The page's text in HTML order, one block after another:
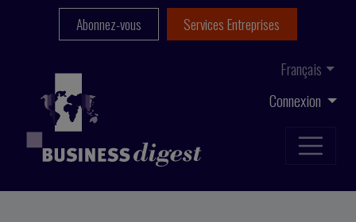
Connexion
Français
Abonnez-vous Services Entreprises